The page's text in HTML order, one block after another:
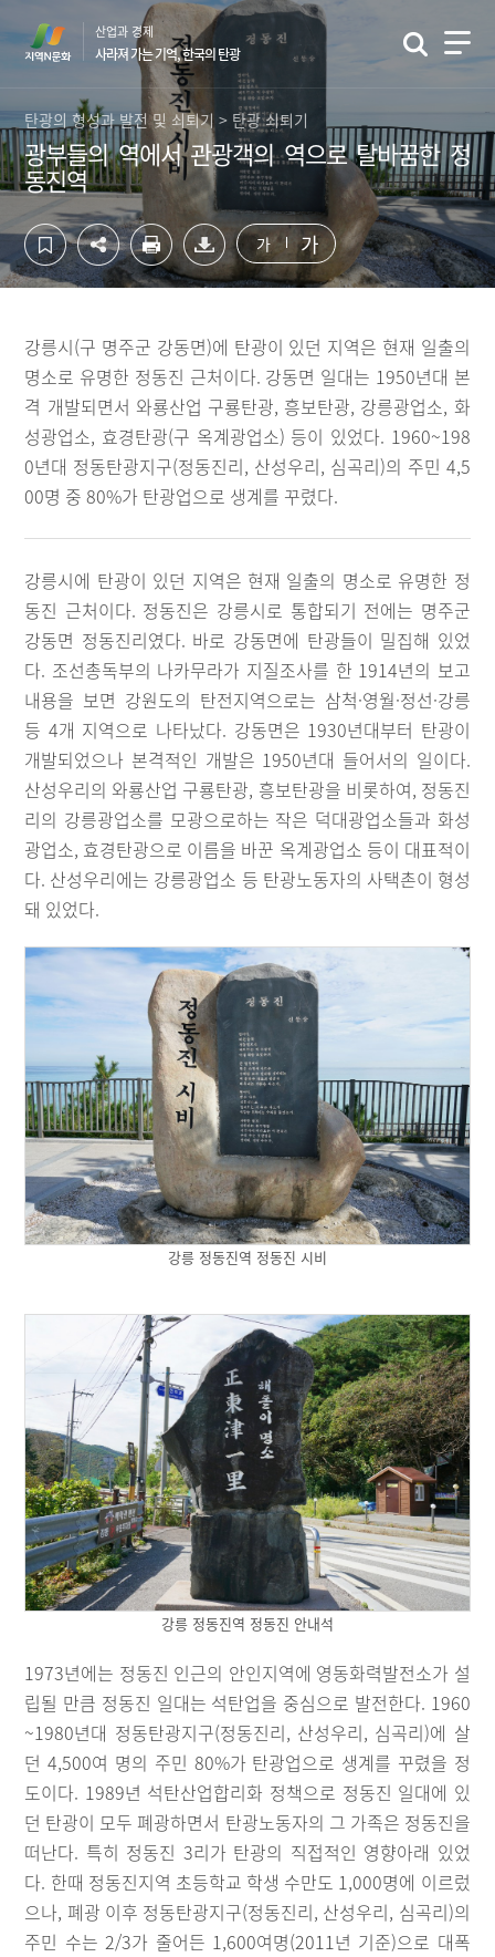
텐
역
바
로
가
단
바
로
가
기
산업과 경제
사라져 가는 기억, 한국의 탄광
탄광의 형성과 발전 및 쇠퇴기 > 탄광 쇠퇴기
광부들의 역에서 관광객의 역으로 탈바꿈한 정
동진역
가 가
강릉시(구 명주군 강동면)에 탄광이 있던 지역은 현재 일출의
명소로 유명한 정동진 근처이다. 강동면 일대는 1950년대 본
격 개발되면서 와룡산업 구룡탄광, 흥보탄광, 강릉광업소, 화
성광업소, 효경탄광(구 옥계광업소) 등이 있었다. 1960~198
0년대 정동탄광지구(정동진리, 산성우리, 심곡리)의 주민 4,5
00명 중 80%가 탄광업으로 생계를 꾸렸다.
강릉시에 탄광이 있던 지역은 현재 일출의 명소로 유명한 정
동진 근처이다. 정동진은 강릉시로 통합되기 전에는 명주군
강동면 정동진리였다. 바로 강동면에 탄광들이 밀집해 있었
다. 조선총독부의 나카무라가 지질조사를 한 1914년의 보고
내용을 보면 강원도의 탄전지역으로는 삼척·영월·정선·강릉
등 4개 지역으로 나타났다. 강동면은 1930년대부터 탄광이
개발되었으나 본격적인 개발은 1950년대 들어서의 일이다.
산성우리의 와룡산업 구룡탄광, 흥보탄광을 비롯하여, 정동진
리의 강릉광업소를 모광으로하는 작은 덕대광업소들과 화성
광업소, 효경탄광으로 이름을 바꾼 옥계광업소 등이 대표적이
다. 산성우리에는 강릉광업소 등 탄광노동자의 사택촌이 형성
돼 있었다.
강릉 정동진역 정동진 시비
강릉 정동진역 정동진 안내석
1973년에는 정동진 인근의 안인지역에 영동화력발전소가 설
립될 만큼 정동진 일대는 석탄업을 중심으로 발전한다. 1960
~1980년대 정동탄광지구(정동진리, 산성우리, 심곡리)에 살
던 4,500여 명의 주민 80%가 탄광업으로 생계를 꾸렸을 정
도이다. 1989년 석탄산업합리화 정책으로 정동진 일대에 있
던 탄광이 모두 폐광하면서 탄광노동자의 그 가족은 정동진을
떠난다. 특히 정동진 3리가 탄광의 직접적인 영향아래 있었
다. 한때 정동진지역 초등학교 학생 수만도 1,000명에 이르렀
으나, 폐광 이후 정동탄광지구(정동진리, 산성우리, 심곡리)의
주민 수는 2/3가 줄어든 1,600여명(2011년 기준)으로 대폭